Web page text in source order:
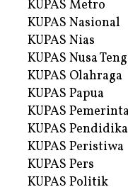
KUPAS Metro
KUPAS Nasional
KUPAS Nias
KUPAS Nusa
KUPAS Olahraga
KUPAS Papua
KUPAS
KUPAS
KUPAS Peristiwa
KUPAS Pers
KUPAS Politik